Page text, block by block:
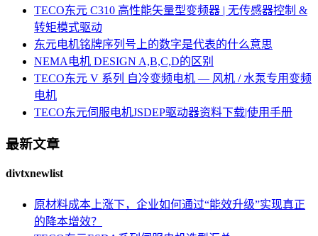
TECO东元 C310 高性能矢量型变频器 | 无传感器控制 &
转矩模式驱动
东元电机铭牌序列号上的数字是代表的什么意思
NEMA电机 DESIGN A,B,C,D的区别
TECO东元 V 系列 自冷变频电机 — 风机 / 水泵专用变频
电机
TECO东元伺服电机JSDEP驱动器资料下载|使用手册
最新文章
divtxnewlist
原材料成本上涨下，企业如何通过“能效升级”实现真正
的降本增效？